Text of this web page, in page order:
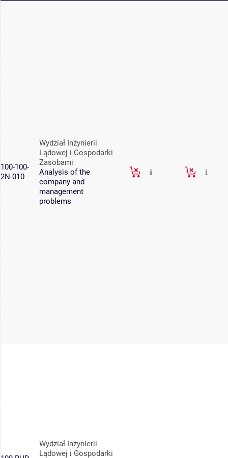
100-100-
2N-010
Wydział Inżynierii
Lądowej i Gospodarki
Zasobami
Analysis of the
company and
management
problems
Wydział Inżynierii
Lądowej i Gospodarki